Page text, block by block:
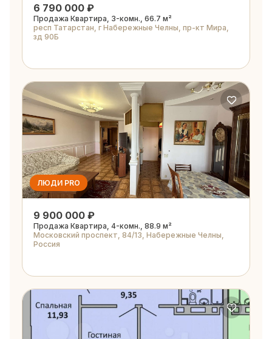
6 790 000 ₽
Продажа Квартира, 3-комн., 66.7 м²
респ Татарстан, г Набережные Челны, пр-кт Мира,
зд 90Б
ЛЮДИ PRO
9 900 000 ₽
Продажа Квартира, 4-комн., 88.9 м²
Московский проспект, 84/13, Набережные Челны,
Россия